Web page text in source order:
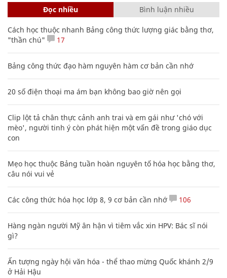
Đọc nhiều Bình luận nhiều
Cách học thuộc nhanh Bảng công thức lượng giác bằng thơ,
"thần chú"
17
Bảng công thức đạo hàm nguyên hàm cơ bản cần nhớ
20 số điện thoại ma ám bạn không bao giờ nên gọi
Clip lột tả chân thực cảnh anh trai và em gái như 'chó với
mèo', người tinh ý còn phát hiện một vấn đề trong giáo dục
con
Mẹo học thuộc Bảng tuần hoàn nguyên tố hóa học bằng thơ,
câu nói vui vẻ
Các công thức hóa học lớp 8, 9 cơ bản cần nhớ 106
Hàng ngàn người Mỹ ân hận vì tiêm vắc xin HPV: Bác sĩ nói
gì?
Ấn tượng ngày hội văn hóa - thể thao mừng Quốc khánh 2/9
ở Hải Hậu